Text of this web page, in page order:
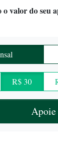
valor do seu
R$ 30
Apoie